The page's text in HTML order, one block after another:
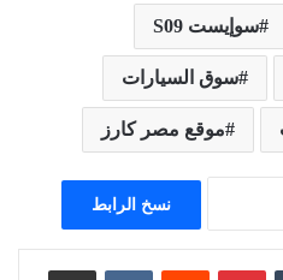
سوإيست S09
سوق السيارات
موقع مصر كارز
نسخ الرابط
‏Tumblr بينتيريست
‏Reddit
‏VKontakte مشاركة عبر البريد